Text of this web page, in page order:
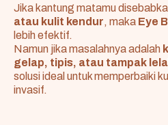
Jika kantung matamu
atau kulit kendur, maka Eye
lebih efektif.
Namun jika masalahnya adalah
gelap, tipis, atau tampak
solusi ideal untuk memperbaiki
invasif.